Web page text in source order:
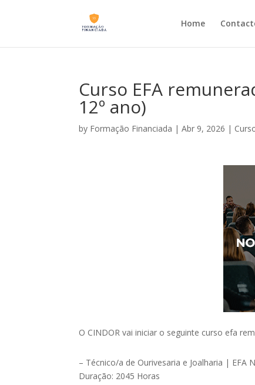
Home
Curso EFA
12º ano)
by Formação Financiada |Abr 9, 2026 |
O CINDOR vai iniciar o seguinte curso efa
– Técnico/a de Ourivesaria e Joalharia | EFA
Duração: 2045 Horas